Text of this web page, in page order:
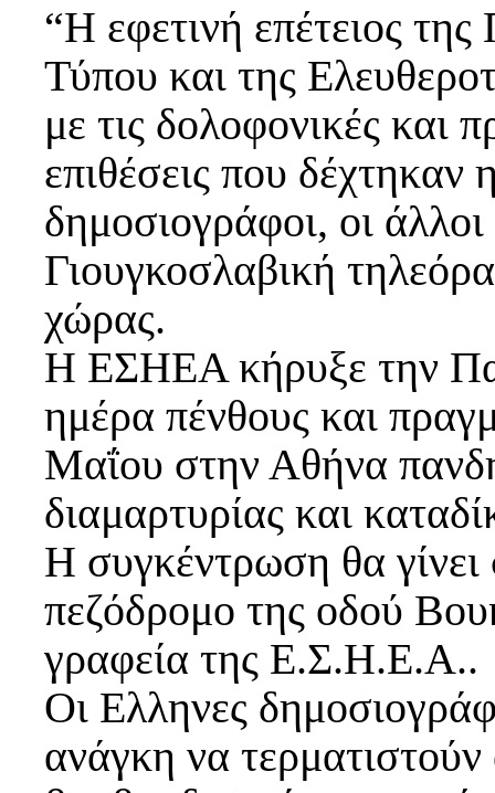
“Η εφετινή επέτειος
Τύπου και της
με τις δολοφονικές και
επιθέσεις που δέχτηκαν
δημοσιογράφοι, οι
Γιουγκοσλαβική
χώρας.
Η ΕΣΗΕΑ κήρυξε την
ημέρα πένθους και
Μαΐου στην Αθήνα
διαμαρτυρίας και
Η συγκέντρωση θα γίνει
πεζόδρομο της οδού
γραφεία της Ε.Σ.Η.Ε.Α..
Οι Ελληνες
ανάγκη να τερματιστούν